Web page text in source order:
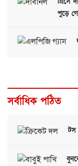
পুড়ে
সর্বাধিক পঠিত
টস